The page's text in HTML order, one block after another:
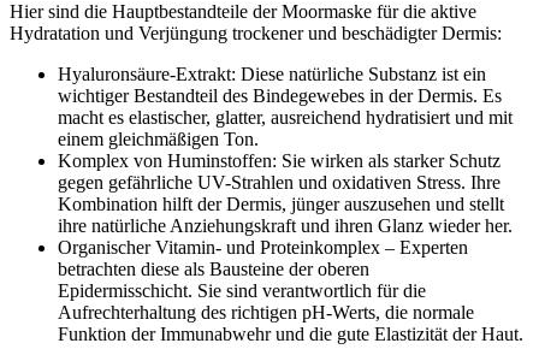
Hier sind die Hauptbestandteile der Moormaske für die aktive
Hydratation und Verjüngung trockener und beschädigter Dermis:
Hyaluronsäure-Extrakt: Diese natürliche Substanz ist ein
wichtiger Bestandteil des Bindegewebes in der Dermis. Es
macht es elastischer, glatter, ausreichend hydratisiert und mit
einem gleichmäßigen Ton.
Komplex von Huminstoffen: Sie wirken als starker Schutz
gegen gefährliche UV-Strahlen und oxidativen Stress. Ihre
Kombination hilft der Dermis, jünger auszusehen und stellt
ihre natürliche Anziehungskraft und ihren Glanz wieder her.
Organischer Vitamin- und Proteinkomplex – Experten
betrachten diese als Bausteine ​​der oberen
Epidermisschicht. Sie sind verantwortlich für die
Aufrechterhaltung des richtigen pH-Werts, die normale
Funktion der Immunabwehr und die gute Elastizität der Haut.